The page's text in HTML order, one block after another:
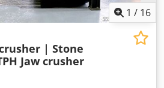
1 / 16
crusher | Stone
Jaw crusher